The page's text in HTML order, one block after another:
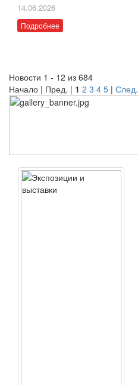
14.06.2026
Подробнее
Новости 1 - 12 из 684
Начало | Пред. | 1 2 3 4 5 | След.